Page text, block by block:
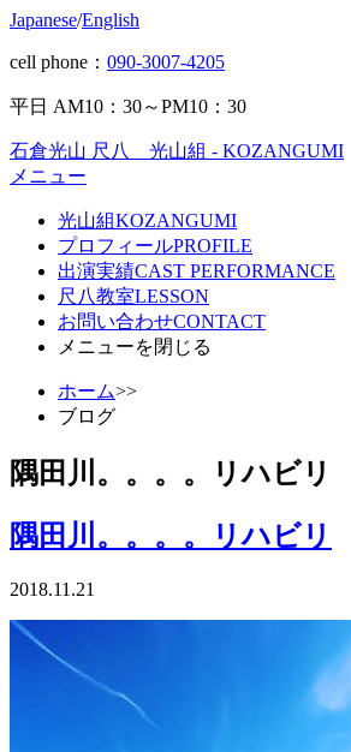
Japanese/English
cell phone： 090-3007-4205
平日 AM10：30～PM10：30
石倉光山 尺八 光山組 - KOZANGUMI
メニュー
光山組KOZANGUMI
プロフィールPROFILE
出演実績CAST PERFORMANCE
尺八教室LESSON
お問い合わせCONTACT
メニューを閉じる
ホーム>>
ブログ
隅田川。。。。リハビリ
隅田川。。。。リハビリ
2018.11.21